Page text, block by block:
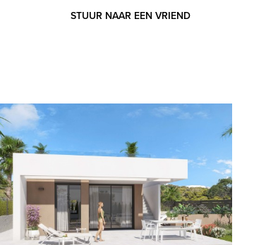
STUUR NAAR EEN VRIEND